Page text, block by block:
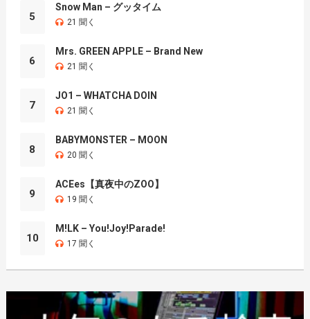
5
Snow Man – グッタイム
21 聞く
6
Mrs. GREEN APPLE – Brand New
21 聞く
7
JO1 – WHATCHA DOIN
21 聞く
8
BABYMONSTER – MOON
20 聞く
9
ACEes【真夜中のZOO】
19 聞く
10
M!LK – You!Joy!Parade!
17 聞く